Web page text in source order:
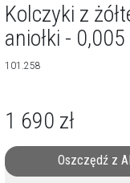
Kolczyki z
aniołki -
101.258
1 690 zł
Oszczędź z